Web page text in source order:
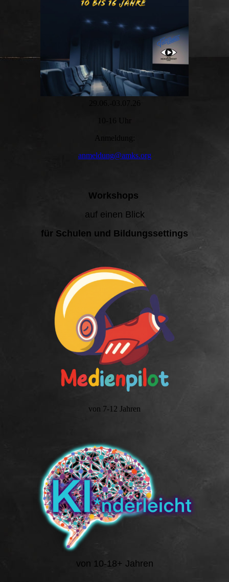
Anmeldung:
anmeldung@amks.org
Workshops
auf einen Blick
für Schulen und Bildungssettings
von 7-12 Jahren
von 10-18+ Jahren